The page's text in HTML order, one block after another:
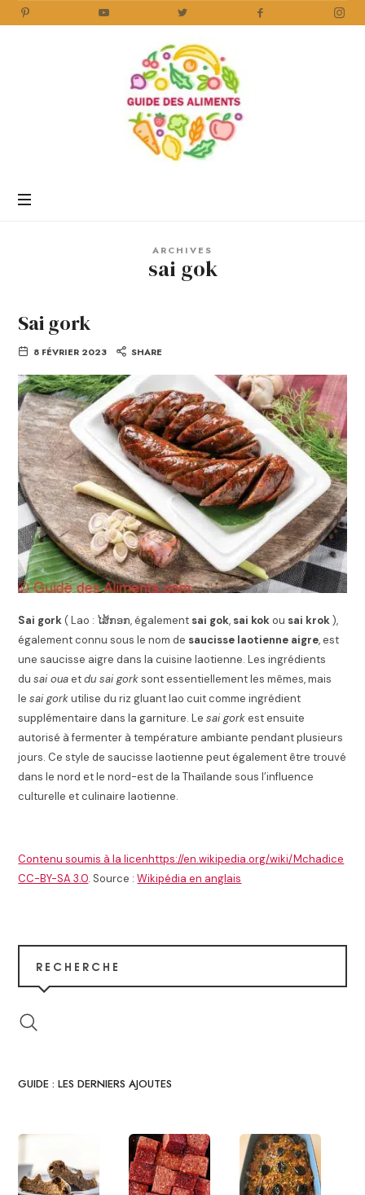
Aliments
ARCHIVES
sai gok
Sai gork
8 FÉVRIER 2023 SHARE
Sai gork(Lao : ໄສ້ກອກ, également sai gok, sai kokou sai krok),
également connu sous le nom de saucisse laotienne aigre,est
une saucisse aigre dans lacuisine laotienne. Les ingrédients
dusai ouaetdu sai gorksont essentiellement les mêmes, mais
lesai gorkutilisedu riz gluantlao cuit comme ingrédient
supplémentaire dans la garniture. Lesai gorkest ensuite
autorisé à fermenter à température ambiante pendant plusieurs
jours. Ce style de saucisse laotienne peut également être trouvé
dans le nord et le nord-est de la Thaïlande sous l’influence
culturelle et culinaire laotienne.
Contenu soumis à la licenhttps://en.wikipedia.org/wiki/Mchadice
CC-BY-SA 3.0. Source :Wikipédia en anglais
RECHERCHE
GUIDE : LES DERNIERS AJOUTES